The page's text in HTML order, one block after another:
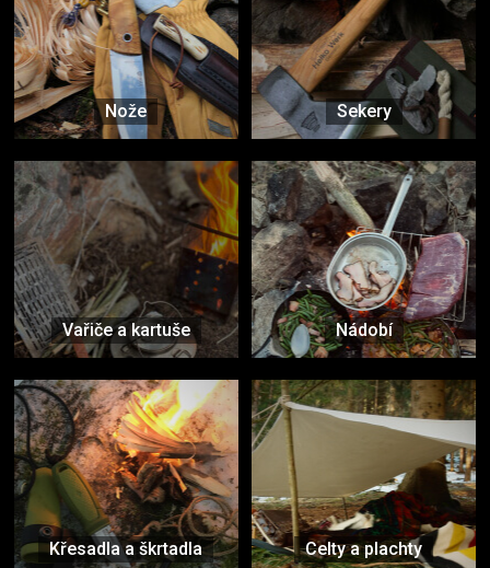
Nože Sekery
Vařiče a kartuše Nádobí
Křesadla a škrtadla Celty a plachty